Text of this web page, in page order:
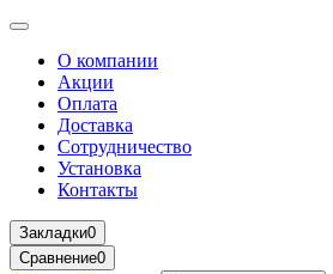
О компании
Акции
Оплата
Доставка
Сотрудничество
Установка
Контакты
Закладки0
Сравнение0